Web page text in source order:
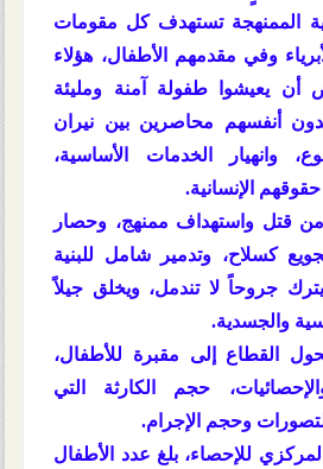
الممنهجة تستهدف كل مقومات
وفي مقدمهم الأطفال، هؤلاء
أن يعيشوا طفولة آمنة ومليئة
أنفسهم محاصرين بين نيران
وانهيار الخدمات الأساسية،
الإنسانية.
قتل واستهداف ممنهج، وحصار
كسلاح، وتدمير شامل للبنية
يترك جروحاً لا تندمل، ويخلق جيلاً
والجسدية.
القطاع إلى مقبرة للأطفال،
حجم الكارثة التي
وحجم الإجرام.
للإحصاء، بلغ عدد الأطفال